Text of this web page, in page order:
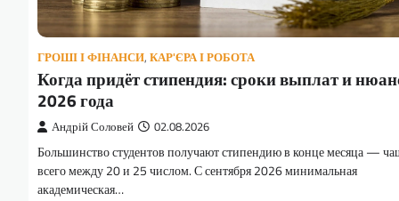
ГРОШІ І ФІНАНСИ, КАР'ЄРА І РОБОТА
Когда придёт стипендия: сроки выплат и
2026 года
Андрій Соловей 02.08.2026
Большинство студентов получают стипендию в конце месяца —
всего между 20 и 25 числом. С сентября 2026 минимальная
академическая…